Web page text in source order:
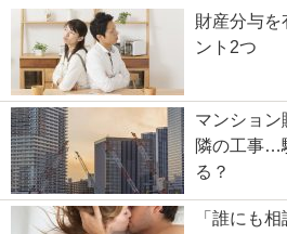
財産分与を
ント2つ
マンション
隣の工事…
る？
「誰にも